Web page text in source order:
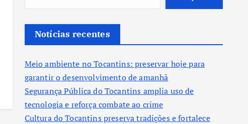
Notícias recentes
Meio ambiente no Tocantins: preservar hoje para
garantir o desenvolvimento de amanhã
Segurança Pública do Tocantins amplia uso de
tecnologia e reforça combate ao crime
Cultura do Tocantins preserva tradições e fortalece